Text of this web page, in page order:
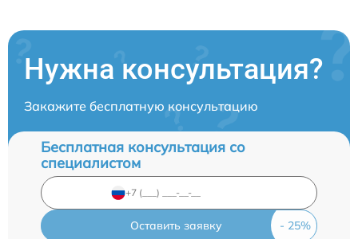
Нужна консультация?
Закажите бесплатную консультацию
Бесплатная консультация со
специалистом
Оставить заявку